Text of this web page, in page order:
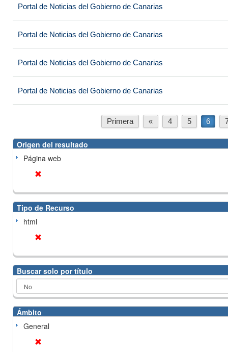
Portal de Noticias del Gobierno de Canarias
Portal de Noticias del Gobierno de Canarias
Portal de Noticias del Gobierno de Canarias
Portal de Noticias del Gobierno de Canarias
Primera « 4 5 6
Origen del resultado
Página web
Tipo de Recurso
html
Buscar solo por título
Ámbito
General